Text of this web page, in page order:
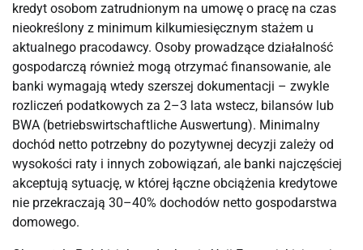
kredyt osobom zatrudnionym na umowę o pracę na czas
nieokreślony z minimum kilkumiesięcznym stażem u
aktualnego pracodawcy. Osoby prowadzące działalność
gospodarczą również mogą otrzymać finansowanie, ale
banki wymagają wtedy szerszej dokumentacji – zwykle
rozliczeń podatkowych za 2–3 lata wstecz, bilansów lub
BWA (betriebswirtschaftliche Auswertung). Minimalny
dochód netto potrzebny do pozytywnej decyzji zależy od
wysokości raty i innych zobowiązań, ale banki najczęściej
akceptują sytuację, w której łączne obciążenia kredytowe
nie przekraczają 30–40% dochodów netto gospodarstwa
domowego.